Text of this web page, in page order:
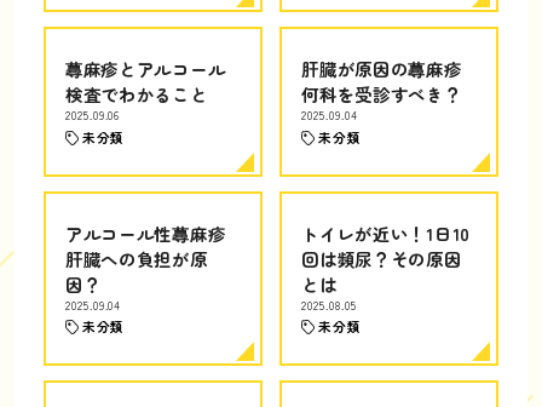
蕁麻疹とアルコール
検査でわかること
2025.09.06
未分類
肝臓が原因の蕁麻疹
何科を受診すべき？
2025.09.04
未分類
アルコール性蕁麻疹
肝臓への負担が原
因？
2025.09.04
未分類
トイレが近い！1日10
回は頻尿？その原因
とは
2025.08.05
未分類